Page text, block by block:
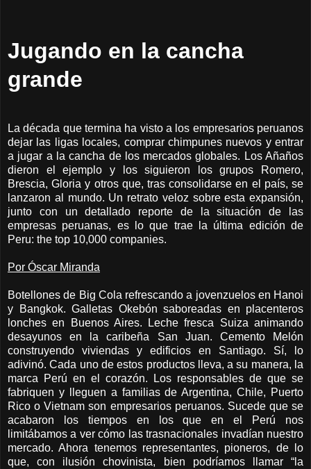
Jugando en la cancha
grande
La década que termina ha visto a los empresarios peruanos
dejar las ligas locales, comprar chimpunes nuevos y entrar
a jugar a la cancha de los mercados globales. Los Añaños
dieron el ejemplo y los siguieron los grupos Romero,
Brescia, Gloria y otros que, tras consolidarse en el país, se
lanzaron al mundo. Un retrato veloz sobre esta expansión,
junto con un detallado reporte de la situación de las
empresas peruanas, es lo que trae la última edición de
Peru: the top 10,000 companies.
Por Óscar Miranda
Botellones de Big Cola refrescando a jovenzuelos en Hanoi
y Bangkok. Galletas Okebón saboreadas en placenteros
lonches en Buenos Aires. Leche fresca Suiza animando
desayunos en la caribeña San Juan. Cemento Melón
construyendo viviendas y edificios en Santiago. Sí, lo
adivinó. Cada uno de estos productos lleva, a su manera, la
marca Perú en el corazón. Los responsables de que se
fabriquen y lleguen a familias de Argentina, Chile, Puerto
Rico o Vietnam son empresarios peruanos. Sucede que se
acabaron los tiempos en los que en el Perú nos
limitábamos a ver cómo las trasnacionales invadían nuestro
mercado. Ahora tenemos representantes, pioneros, de lo
que, con ilusión chovinista, bien podríamos llamar “la